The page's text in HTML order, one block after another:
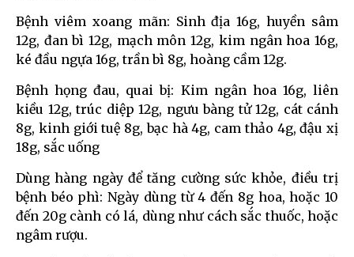
Bệnh viêm xoang mãn: Sinh địa 16g, huyền sâm
12g, đan bì 12g, mạch môn 12g, kim ngân hoa 16g,
ké đầu ngựa 16g, trần bì 8g, hoàng cầm 12g.
Bệnh họng đau, quai bị: Kim ngân hoa 16g, liên
kiều 12g, trúc diệp 12g, ngưu bàng tử 12g, cát cánh
8g, kinh giới tuệ 8g, bạc hà 4g, cam thảo 4g, đậu xị
18g, sắc uống
Dùng hàng ngày để tăng cường sức khỏe, điều trị
bệnh béo phì: Ngày dùng từ 4 đến 8g hoa, hoặc 10
đến 20g cành có lá, dùng như cách sắc thuốc, hoặc
ngâm rượu.